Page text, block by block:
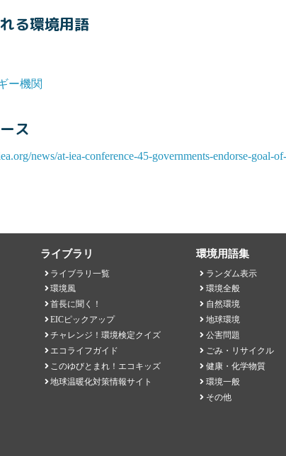
る環境用語
ー機関
ス
news/at-iea-conference-45-governments-endorse-goal-
ライブラリ
ライブラリ一覧
環境風
首長に聞く！
EICピックアップ
チャレンジ！環境検定クイズ
エコライフガイド
このゆびとまれ！エコキッズ
地球温暖化対策情報サイト
環境用語集
ランダム表示
環境全般
自然環境
地球環境
公害問題
ごみ・リサイクル
健康・化学物質
環境一般
その他